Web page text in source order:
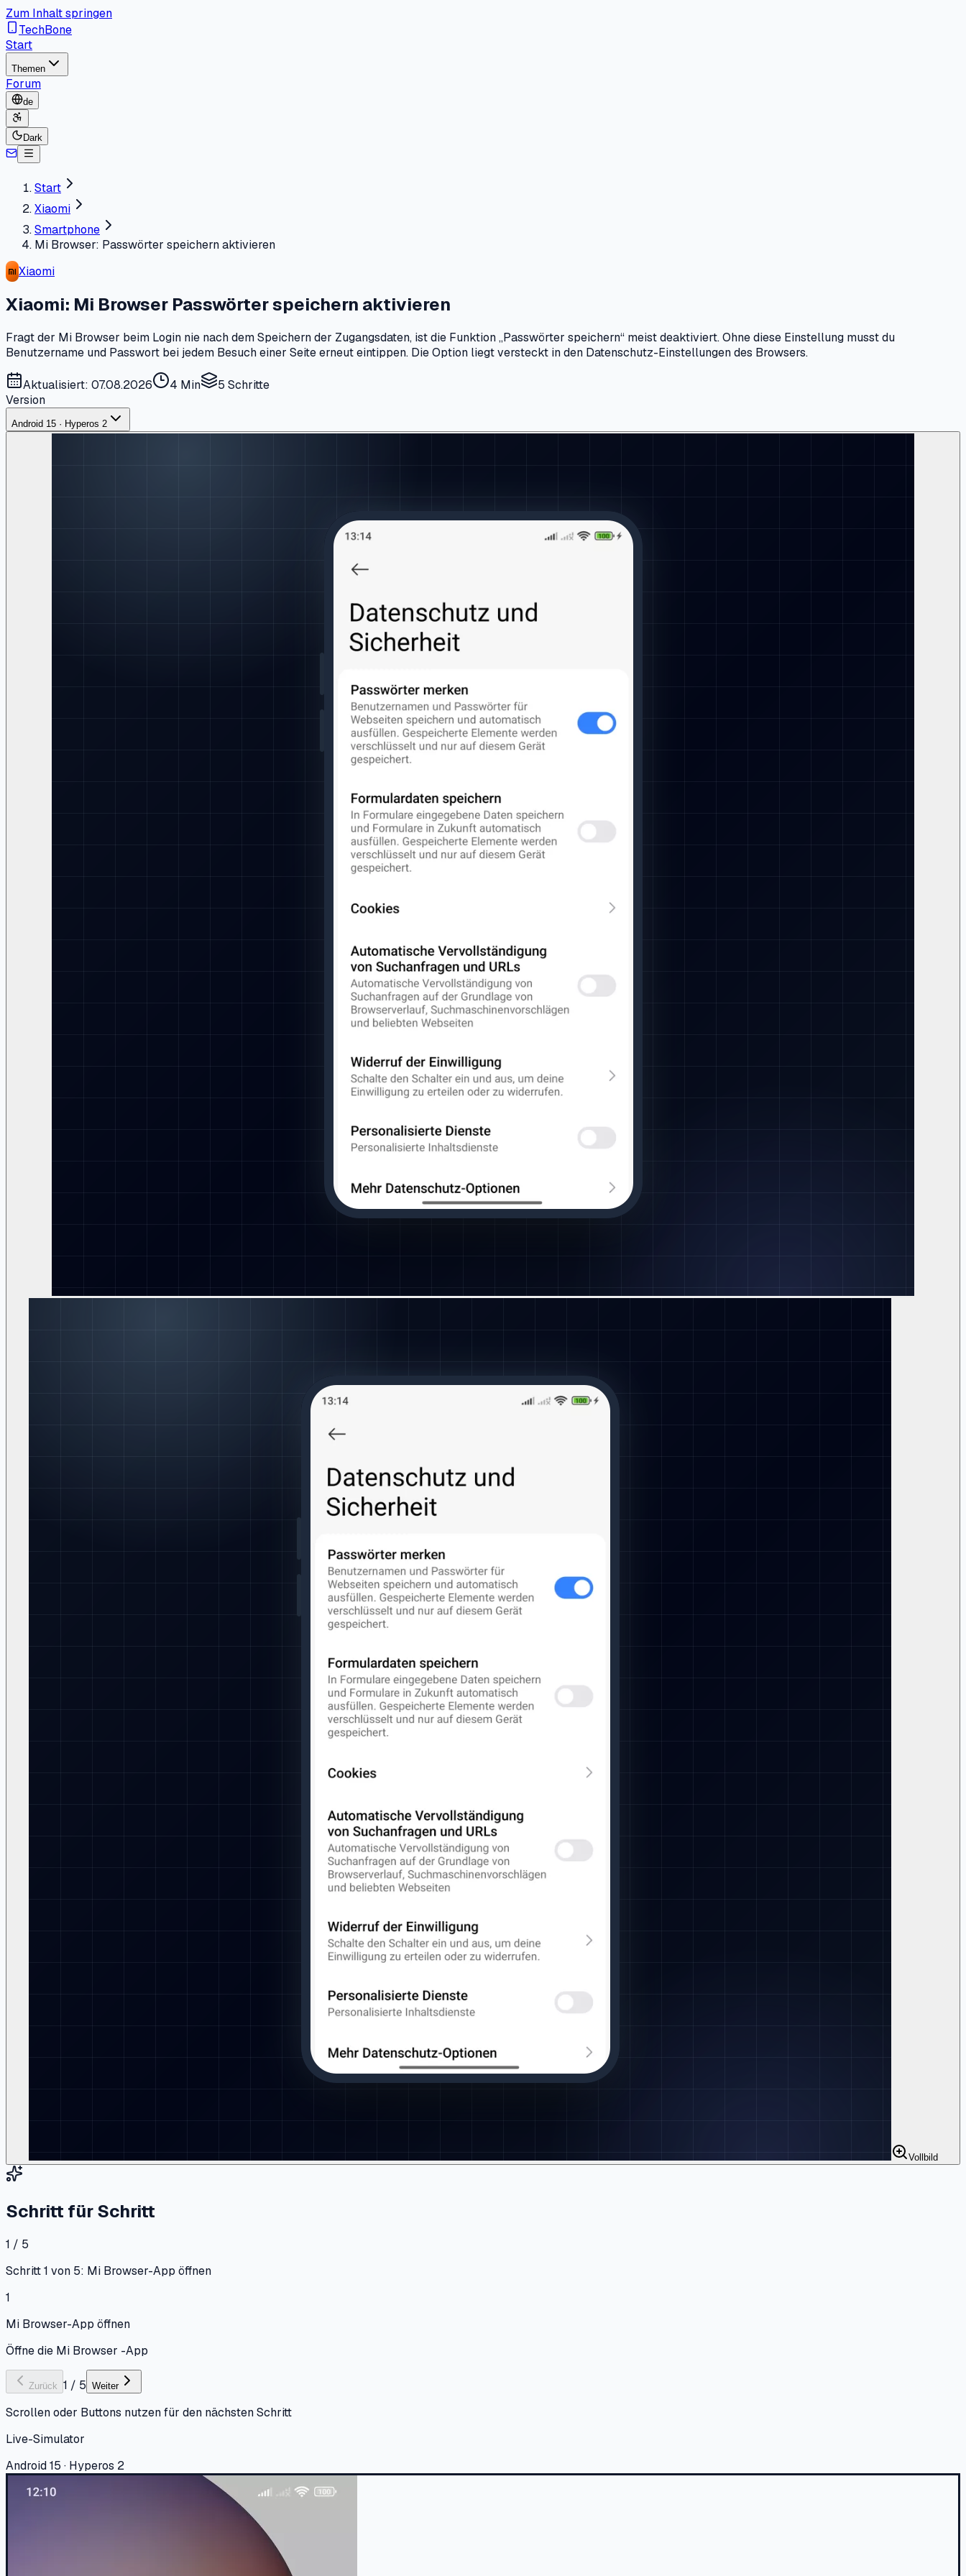
Zum Inhalt springen
TechBone
Start
Themen
Forum
de
Dark
Start
Xiaomi
Smartphone
Mi Browser: Passwörter speichern aktivieren
Xiaomi
Xiaomi: Mi Browser Passwörter speichern aktivieren
Fragt der Mi Browser beim Login nie nach dem Speichern der Zugangsdaten, ist die Funktion „Passwörter speichern“ meist deaktiviert. Ohne diese Einstellung musst du
Benutzername und Passwort bei jedem Besuch einer Seite erneut eintippen. Die Option liegt versteckt in den Datenschutz-Einstellungen des Browsers.
Aktualisiert: 07.08.2026 4 Min 5 Schritte
Version
Android 15 · Hyperos 2
Vollbild
Schritt für Schritt
1 / 5
Schritt 1 von 5: Mi Browser-App öffnen
1
Mi Browser-App öffnen
Öffne die Mi Browser -App
Zurück 1 / 5 Weiter
Scrollen oder Buttons nutzen für den nächsten Schritt
Live-Simulator
Android 15 · Hyperos 2